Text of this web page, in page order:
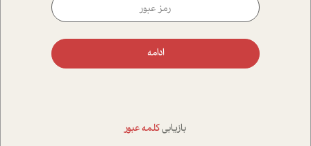
ادامه
بازیابی کلمه عبور